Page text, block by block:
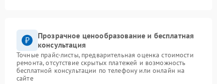
Прозрачное ценообразование и бесплатная
консультация
Точные прайс-листы, предварительная оценка стоимости
ремонта, отсутствие скрытых платежей и возможность
бесплатной консультации по телефону или онлайн на
сайте